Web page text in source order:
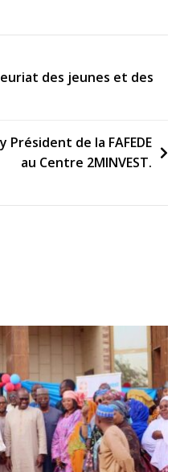
des jeunes et des
de la FAFEDE
au Centre 2MINVEST.